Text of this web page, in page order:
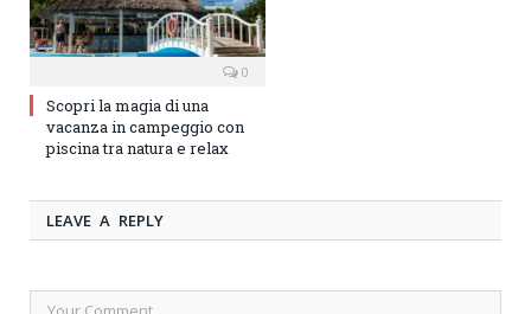
0
Scopri la magia di una
vacanza in campeggio con
piscina tra natura e relax
LEAVE A REPLY